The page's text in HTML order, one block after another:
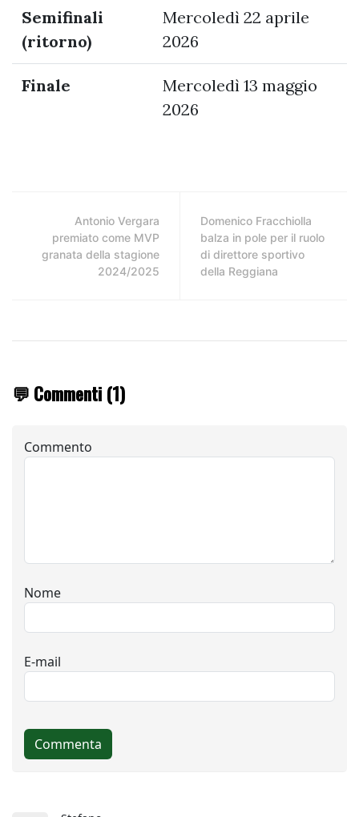
Semifinali
(ritorno)
Mercoledì 22 aprile
2026
Finale
Mercoledì 13 maggio
2026
Antonio Vergara
premiato come MVP
granata della stagione
2024/2025
Domenico Fracchiolla
balza in pole per il ruolo
di direttore sportivo
della Reggiana
💬 Commenti (1)